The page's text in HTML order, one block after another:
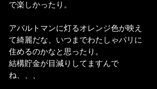
で楽しかったり。
アパルトマンに灯るオレンジ色が映え
て綺麗だな、いつまでわたしゃパリに
住めるのかなと思ったり。
結構貯金が目減りしてますんで
ね、、、